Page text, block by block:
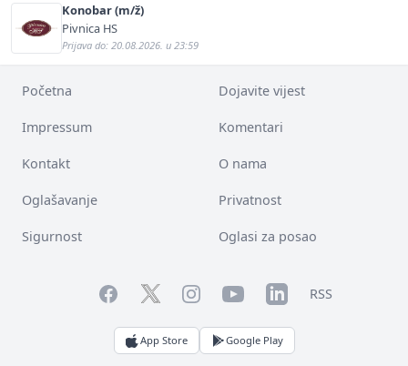
Konobar (m/ž)
Pivnica HS
Prijava do: 20.08.2026. u 23:59
Početna Dojavite vijest
Impressum Komentari
Kontakt O nama
Oglašavanje Privatnost
Sigurnost Oglasi za posao
FacebookTwitterInstagramYouTubeLinkedInRSS
App Store Google Play